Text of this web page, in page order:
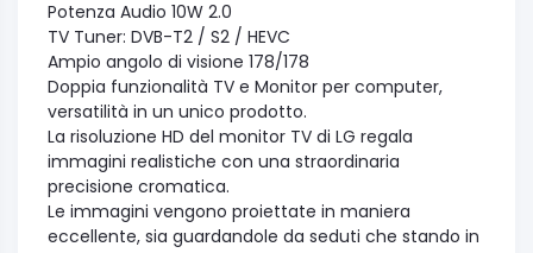
Potenza Audio 10W 2.0
TV Tuner: DVB-T2 / S2 / HEVC
Ampio angolo di visione 178/178
Doppia funzionalità TV e Monitor per computer,
versatilità in un unico prodotto.
La risoluzione HD del monitor TV di LG regala
immagini realistiche con una straordinaria
precisione cromatica.
Le immagini vengono proiettate in maniera
eccellente, sia guardandole da seduti che stando in